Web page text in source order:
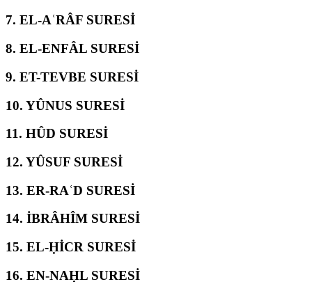
7. EL-AʿRÂF SURESİ
8. EL-ENFÂL SURESİ
9. ET-TEVBE SURESİ
10. YÛNUS SURESİ
11. HÛD SURESİ
12. YÛSUF SURESİ
13. ER-RAʿD SURESİ
14. İBRÂHÎM SURESİ
15. EL-ḤİCR SURESİ
16. EN-NAḤL SURESİ